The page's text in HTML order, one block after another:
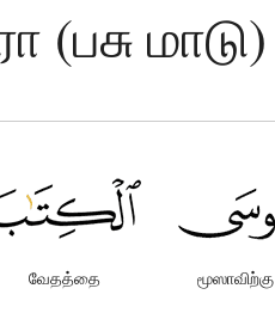
(பசு மாடு)
மூஸாவிற்கு
வேதத்தை